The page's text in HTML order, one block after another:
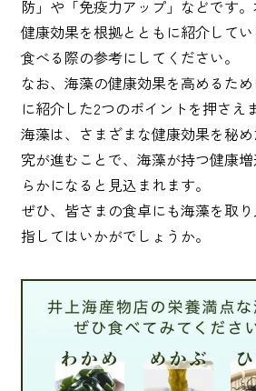
防」や「免疫力アップ」などです
健康効果を根拠とともに紹介して
食べる際の参考にしてください。
なお、海藻の健康効果を高めるた
に紹介した2つのポイントを押さえ
海藻は、さまざまな健康効果を秘
究が進むことで、海藻が持つ健康
らかになると見込まれます。
ぜひ、皆さまの食卓にも海藻を取
指してはいかがでしょうか。